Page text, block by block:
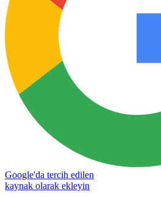
Google'da tercih edilen
kaynak olarak ekleyin